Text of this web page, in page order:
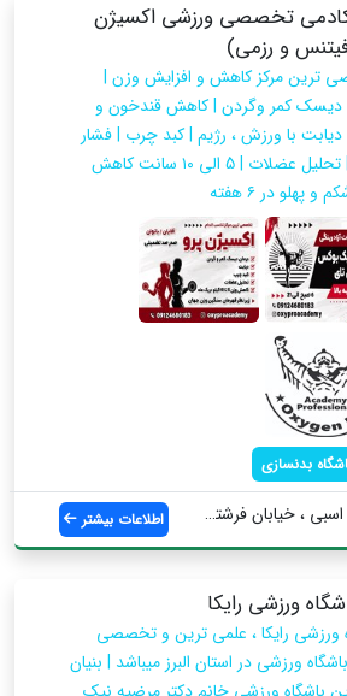
تخصصی ورزشی اکسیژن
و رزمی)
ترین مرکز کاهش و افزایش وزن |
دیسک کمر وگردن | کاهش‌ قندخون و
دیابت با ورزش ، رژیم | کبد چرب | فشار
خون | تحلیل عضلات | 5 الی ۱۰ سانت کاهش
و پهلو در ۶ هفته
بدنسازی
، خیابان فرشته... اطلاعات بیشتر
ورزشی رایکا
ورزشی رایکا ، علمی ترین و تخصصی
ورزشی در استان البرز میباشد | بنیان
باشگاه ورزشی خانم دکتر مرضیه نیک